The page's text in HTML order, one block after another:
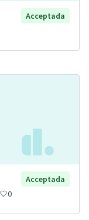
Acceptada
Acceptada
0